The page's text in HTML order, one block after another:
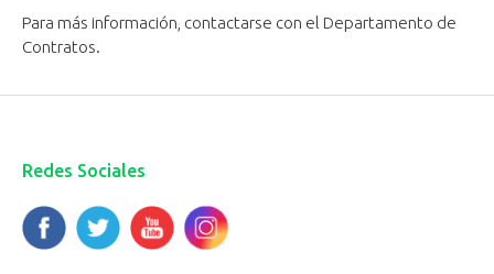
Para más información, contactarse con el Departamento de
Contratos.
Redes Sociales